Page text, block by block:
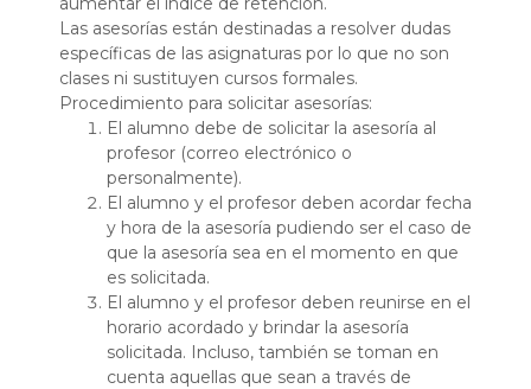
Las asesorías están destinadas a resolver dudas
específicas de las asignaturas por lo que no son
clases ni sustituyen cursos formales.
Procedimiento para solicitar asesorías:
El alumno debe de solicitar la asesoría al
profesor (correo electrónico o
personalmente).
El alumno y el profesor deben acordar fecha
y hora de la asesoría pudiendo ser el caso de
que la asesoría sea en el momento en que
es solicitada.
El alumno y el profesor deben reunirse en el
horario acordado y brindar la asesoría
solicitada. Incluso, también se toman en
cuenta aquellas que sean a través de